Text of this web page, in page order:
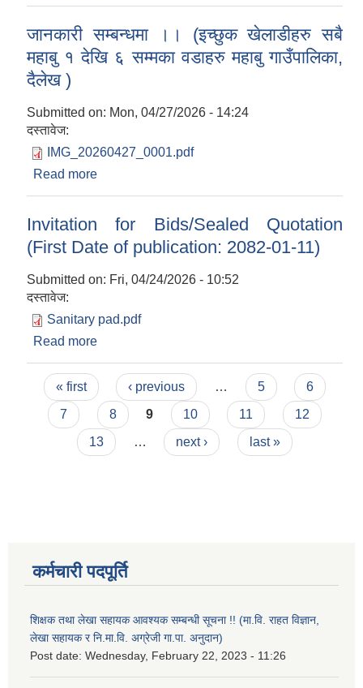
जानकारी सम्बन्धमा ।। (इच्छुक खेलाडीहरु सबै
महाबु १ देखि ६ सम्मका वडाहरु महाबु गाउँपालिका,
दैलेख )
Submitted on: Mon, 04/27/2026 - 14:24
दस्तावेज:
IMG_20260427_0001.pdf
Read more
Invitation for Bids/Sealed Quotation
(First Date of publication: 2082-01-11)
Submitted on: Fri, 04/24/2026 - 10:52
दस्तावेज:
Sanitary pad.pdf
Read more
Pages
« first ‹ previous … 5
6
7
8 9 10 11
12
13
… next › last »
कर्मचारी पदपूर्ति
शिक्षक तथा लेखा सहायक आवश्यक सम्बन्धी सूचना !! (मा.वि. राहत विज्ञान,
लेखा सहायक र नि.मा.वि. अग्रेजी गा.पा. अनुदान)
Post date: Wednesday, February 22, 2023 - 11:26